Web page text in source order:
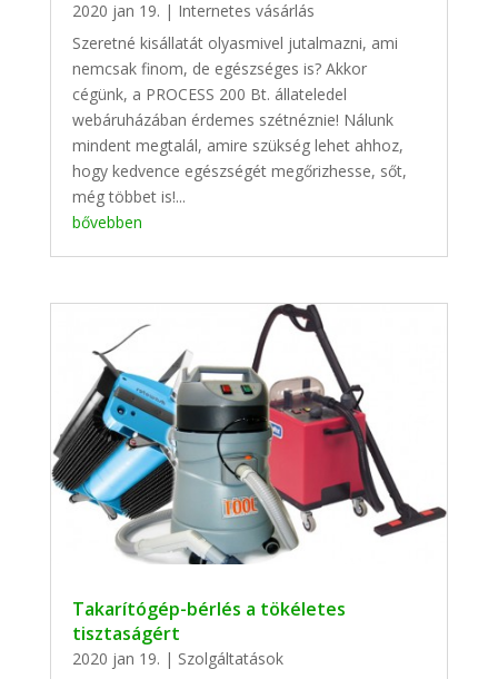
2020 jan 19. | Internetes vásárlás
Szeretné kisállatát olyasmivel jutalmazni, ami
nemcsak finom, de egészséges is? Akkor
cégünk, a PROCESS 200 Bt. állateledel
webáruházában érdemes szétnéznie! Nálunk
mindent megtalál, amire szükség lehet ahhoz,
hogy kedvence egészségét megőrizhesse, sőt,
még többet is!...
bővebben
Takarítógép-bérlés a tökéletes
tisztaságért
2020 jan 19. | Szolgáltatások